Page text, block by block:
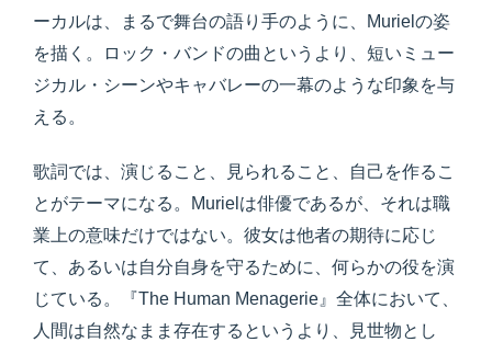
ーカルは、まるで舞台の語り手のように、Murielの姿
を描く。ロック・バンドの曲というより、短いミュー
ジカル・シーンやキャバレーの一幕のような印象を与
える。
歌詞では、演じること、見られること、自己を作るこ
とがテーマになる。Murielは俳優であるが、それは職
業上の意味だけではない。彼女は他者の期待に応じ
て、あるいは自分自身を守るために、何らかの役を演
じている。『The Human Menagerie』全体において、
人間は自然なまま存在するというより、見世物とし